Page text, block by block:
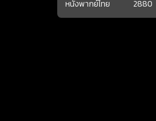
หนังพากย์ไทย
2880